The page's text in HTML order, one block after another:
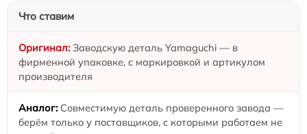
Что ставим
Заводскую деталь Yamaguchi — в
фирменной упаковке, с маркировкой и артикулом
производителя
Совместимую деталь проверенного завода —
берём только у поставщиков, с которыми работаем не